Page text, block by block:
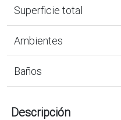
Superficie total
Ambientes
Baños
Descripción